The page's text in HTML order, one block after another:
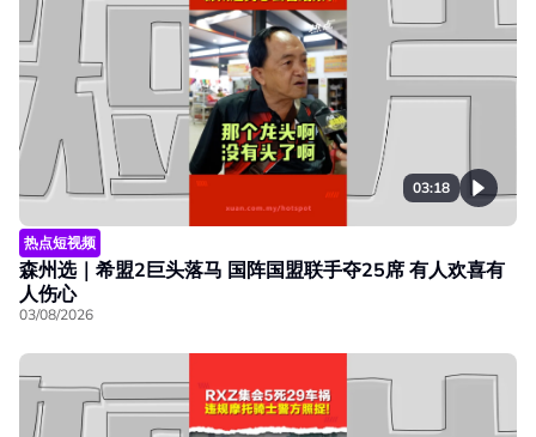
03:18
热点短视频
森州选｜希盟2巨头落马 国阵国盟联手夺25席 有人欢喜有
人伤心
03/08/2026